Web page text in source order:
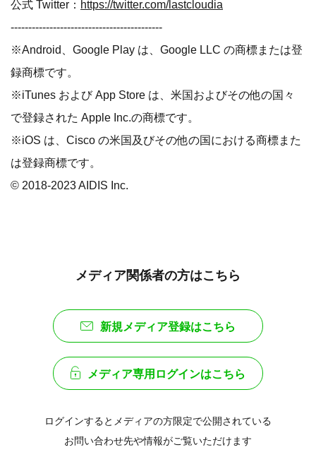
公式 Twitter： https://twitter.com/lastcloudia
-------------------------------------------
※Android、Google Play は、Google LLC の商標または登
録商標です。
※iTunes および App Store は、米国およびその他の国々
で登録された Apple Inc.の商標です。
※iOS は、Cisco の米国及びその他の国における商標また
は登録商標です。
© 2018-2023 AIDIS Inc.
メディア関係者の方はこちら
新規メディア登録はこちら
メディア専用ログインはこちら
ログインするとメディアの方限定で公開されている
お問い合わせ先や情報がご覧いただけます